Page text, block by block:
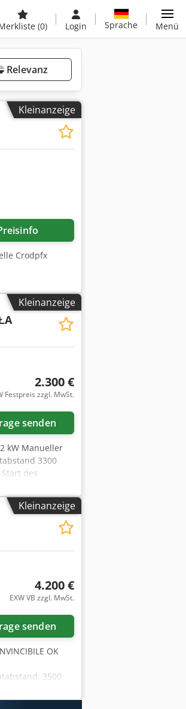
(0) Login Sprache Menü
Relevanz
Kleinanzeige
Crodpfx
Kleinanzeige
2.300 €
Festpreis zzgl. MwSt.
senden
kW Manueller
3300
des
Asy N
Kleinanzeige
4.200 €
EXW VB zzgl. MwSt.
senden
OK
3500
1500 mm